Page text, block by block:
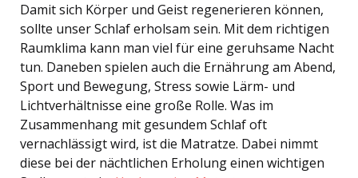
Damit sich Körper und Geist regenerieren können,
sollte unser Schlaf erholsam sein. Mit dem richtigen
Raumklima kann man viel für eine geruhsame Nacht
tun. Daneben spielen auch die Ernährung am Abend,
Sport und Bewegung, Stress sowie Lärm- und
Lichtverhältnisse eine große Rolle. Was im
Zusammenhang mit gesundem Schlaf oft
vernachlässigt wird, ist die Matratze. Dabei nimmt
diese bei der nächtlichen Erholung einen wichtigen